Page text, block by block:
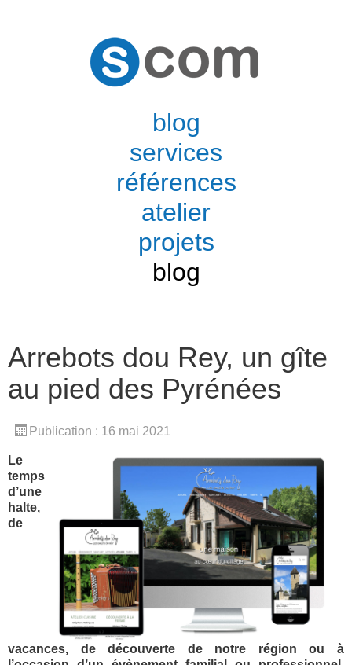
blog
services
références
atelier
projets
blog
Arrebots dou Rey, un gîte
au pied des Pyrénées
Publication : 16 mai 2021
Le
temps
d’une
halte,
de
vacances, de découverte de notre région ou à